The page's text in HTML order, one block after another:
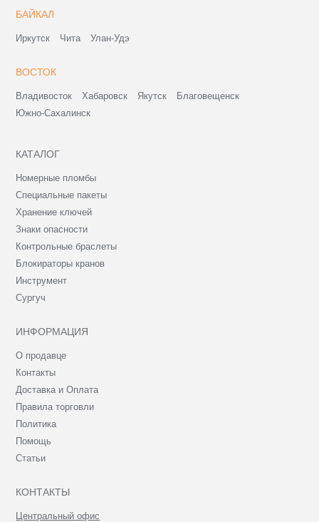
БАЙКАЛ
Иркутск Чита Улан-Удэ
ВОСТОК
Владивосток Хабаровск Якутск
Благовещенск
Южно-Сахалинск
КАТАЛОГ
Номерные пломбы
Специальные пакеты
Хранение ключей
Знаки опасности
Контрольные браслеты
Блокираторы кранов
Инструмент
Сургуч
ИНФОРМАЦИЯ
О продавце
Контакты
Доставка и Оплата
Правила торговли
Политика
Помощь
Статьи
КОНТАКТЫ
Центральный офис